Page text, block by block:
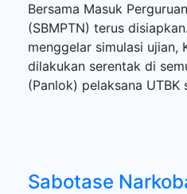
Bersama Masuk
(SBMPTN) terus
menggelar simulasi ujian,
dilakukan serentak di
(Panlok) pelaksana UTBK
Sabotase